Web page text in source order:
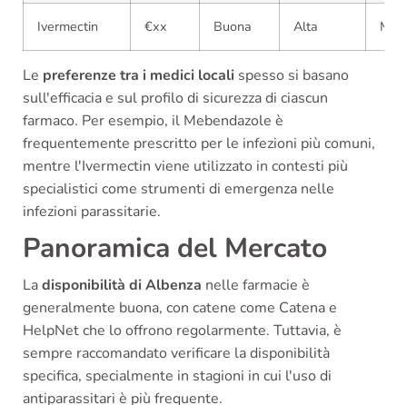
Ivermectin €xx Buona Alta
Le preferenze tra i medici locali spesso si basano
sull'efficacia e sul profilo di sicurezza di ciascun
farmaco. Per esempio, il Mebendazole è
frequentemente prescritto per le infezioni più comuni,
mentre l'Ivermectin viene utilizzato in contesti più
specialistici come strumenti di emergenza nelle
infezioni parassitarie.
Panoramica del Mercato
Ladisponibilità di Albenza nelle farmacie è
generalmente buona, con catene come Catena e
HelpNet che lo offrono regolarmente. Tuttavia, è
sempre raccomandato verificare la disponibilità
specifica, specialmente in stagioni in cui l'uso di
antiparassitari è più frequente.